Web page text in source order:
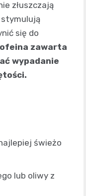
złuszczają
się do
zawarta
wypadanie
świeżo
lub oliwy z